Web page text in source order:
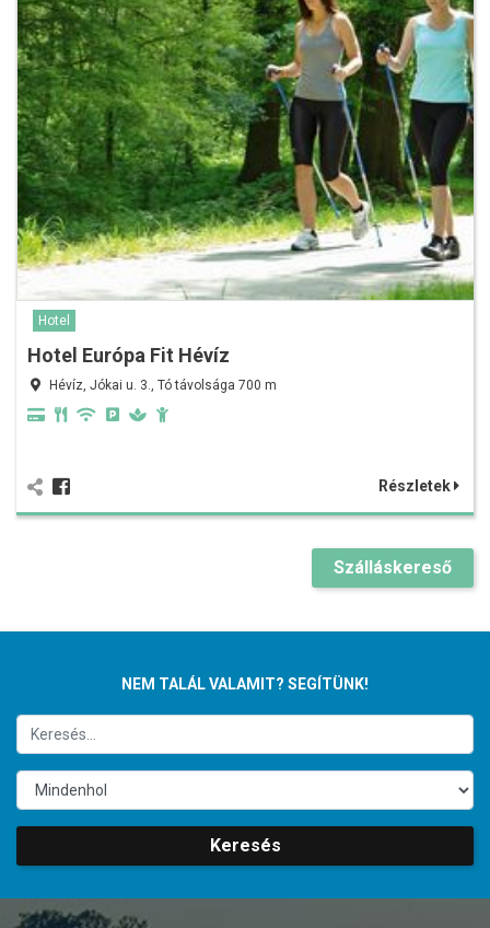
Hotel
Hotel Európa Fit Hévíz
Hévíz, Jókai u. 3., Tó távolsága 700 m
Részletek
Szálláskereső
NEM TALÁL VALAMIT? SEGÍTÜNK!
Keresés